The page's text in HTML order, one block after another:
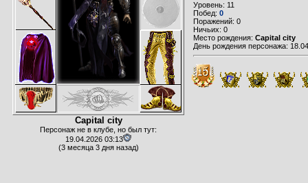
Capital city
Персонаж не в клубе, но был тут:
19.04.2026 03:13
(3 месяца 3 дня назад)
Уровень: 11
Побед: 0
Поражений: 0
Ничьих: 0
Место рождения: Capital city
День рождения персонажа: